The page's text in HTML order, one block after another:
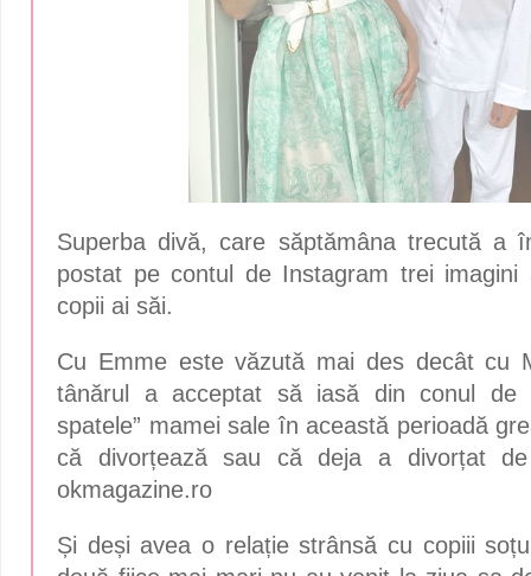
Superba divă, care săptămâna trecută a
postat pe contul de Instagram trei imagini
copii ai săi.
Cu Emme este văzută mai des decât cu
tânărul a acceptat să iasă din conul de
spatele” mamei sale în această perioadă
că divorțează sau că deja a divorțat
okmagazine.ro
Și deși avea o relație strânsă cu copiii